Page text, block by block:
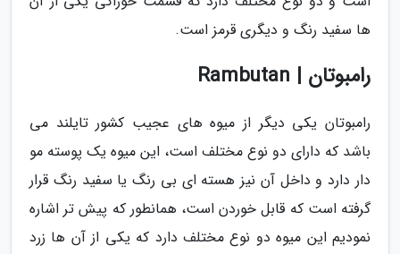
ها سفید رنگ و دیگری قرمز است.
رامبوتان | Rambutan
رامبوتان یکی دیگر از میوه های عجیب کشور تایلند می
باشد که دارای دو نوع مختلف است، این میوه یک پوسته مو
دار دارد و داخل آن نیز هسته ای بی رنگ یا سفید رنگ قرار
گرفته است که قابل خوردن است، همانطور که پیش تر اشاره
نمودیم این میوه دو نوع مختلف دارد که یکی از آن ها زرد